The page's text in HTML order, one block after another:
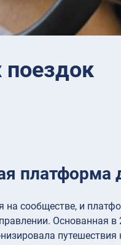
поездок
платформа
сообществе, и
Основанная в
путешествия